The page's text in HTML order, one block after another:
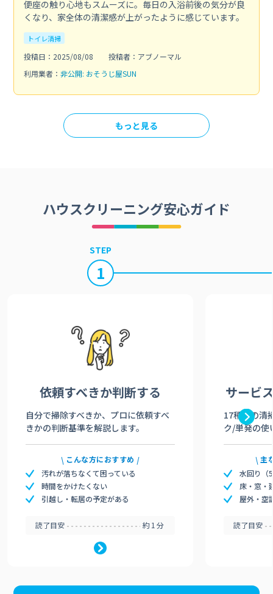
便座の触り心地もスムーズに。毎日の入浴前後の気分が良
くなり、家全体の清潔感が上がったように感じています。
トイレ清掃
投稿日：2025/08/08
投稿者：アブノーマル
利用業者： 非公開: おそうじ屋SUN
もっと見る
ハウスクリーニング安心ガイド
STEP
1
依頼すべきか判断する
自分で掃除すべきか、プロに依頼すべ
きかの判断基準を解説します。
こんな方におすすめ
汚れが落ちなくて困っている
時間をかけたくない
引越し・転居の予定がある
読了目安 約1分
サービ
17種類の清
ク/単発の使
主
水回り（
床・窓・
屋外・空
読了目安